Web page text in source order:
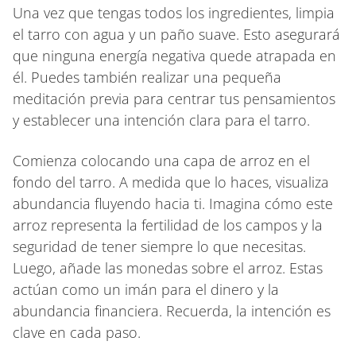
Una vez que tengas todos los ingredientes, limpia
el tarro con agua y un paño suave. Esto asegurará
que ninguna energía negativa quede atrapada en
él. Puedes también realizar una pequeña
meditación previa para centrar tus pensamientos
y establecer una intención clara para el tarro.
Comienza colocando una capa de arroz en el
fondo del tarro. A medida que lo haces, visualiza
abundancia fluyendo hacia ti. Imagina cómo este
arroz representa la fertilidad de los campos y la
seguridad de tener siempre lo que necesitas.
Luego, añade las monedas sobre el arroz. Estas
actúan como un imán para el dinero y la
abundancia financiera. Recuerda, la intención es
clave en cada paso.